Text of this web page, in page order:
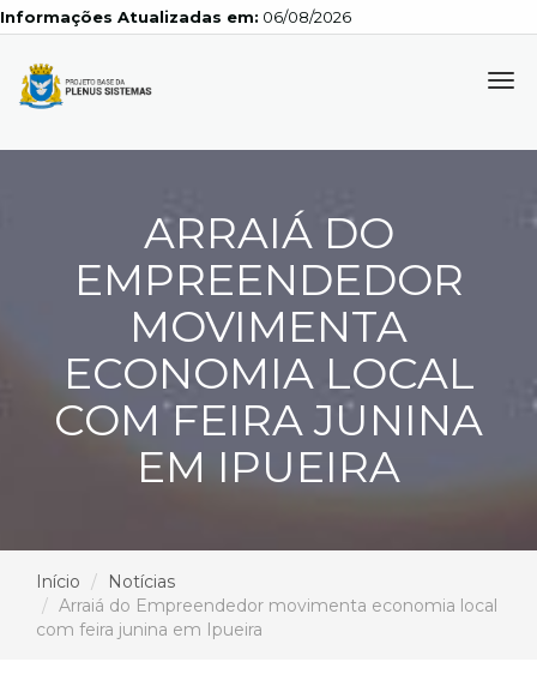
Atualizadas em: 06/08/2026
ARRAIÁ DO
EMPREENDEDOR
MOVIMENTA
ECONOMIA LOCAL
COM FEIRA JUNINA
EM IPUEIRA
Início
Notícias
Arraiá do Empreendedor movimenta economia local
com feira junina em Ipueira